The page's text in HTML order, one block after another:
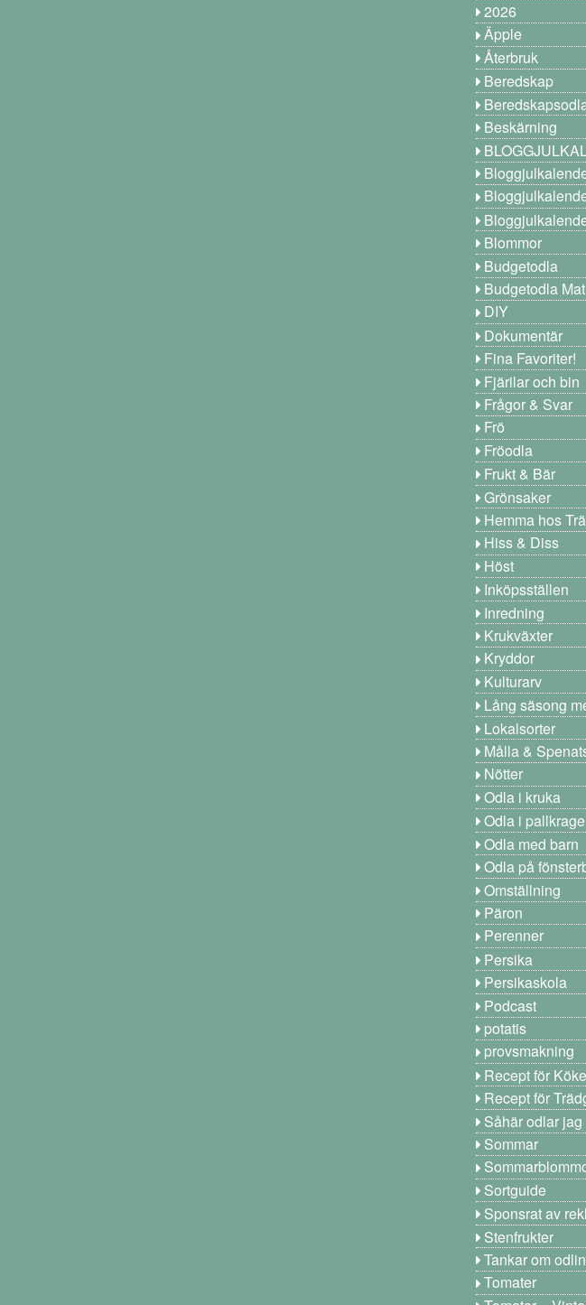
2026
Äpple
Återbruk
Beredskap
Beskärning
Blommor
Budgetodla
Budgetodla Mat
DIY
Dokumentär
Fina Favoriter!
Fjärilar och bin
Frågor & Svar
Frö
Fröodla
Frukt & Bär
Grönsaker
Hemma hos
Hiss & Diss
Höst
Inköpsställen
Inredning
Krukväxter
Kryddor
Kulturarv
Lång säsong
Lokalsorter
Målla &
Nötter
Odla i kruka
Odla i pallkrage
Odla med barn
Odla på
Omställning
Päron
Perenner
Persika
Persikaskola
Podcast
potatis
provsmakning
Recept för
Recept för
Såhär odlar jag
Sommar
Sortguide
Sponsrat av
Stenfrukter
Tankar om
Tomater